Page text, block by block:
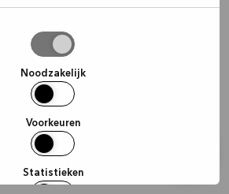
Noodzakelijk
Voorkeuren
Statistieken